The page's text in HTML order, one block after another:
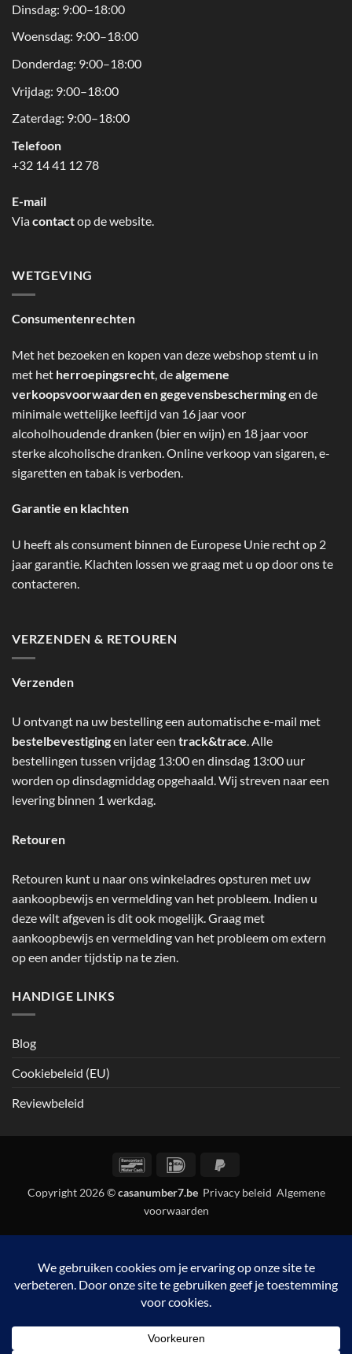
Dinsdag: 9:00–18:00
Woensdag: 9:00–18:00
Donderdag: 9:00–18:00
Vrijdag: 9:00–18:00
Zaterdag: 9:00–18:00
Telefoon
+32 14 41 12 78
E-mail
Viacontactop de website.
WETGEVING
Consumentenrechten
Met het bezoeken en kopen van deze webshop stemt u in
met het herroepingsrecht , dealgemene
verkoopsvoorwaarden en gegevensbeschermingen de
minimale wettelijke leeftijd van 16 jaar voor
alcoholhoudende dranken (bier en wijn) en 18 jaar voor
sterke alcoholische dranken. Online verkoop van sigaren, e-
sigaretten en tabak is verboden.
Garantie en klachten
U heeft als consument binnen de Europese Unie recht op 2
jaar garantie. Klachten lossen we graag met u op door ons te
contacteren.
VERZENDEN & RETOUREN
Verzenden
U ontvangt na uw bestelling een automatische e-mail met
bestelbevestigingen later een track&trace . Alle
bestellingen tussen vrijdag 13:00 en dinsdag 13:00 uur
worden op dinsdagmiddag opgehaald. Wij streven naar een
levering binnen 1 werkdag.
Retouren
Retouren kunt u naar ons winkeladres opsturen met uw
aankoopbewijs en vermelding van het probleem. Indien u
deze wilt afgeven is dit ook mogelijk. Graag met
aankoopbewijs en vermelding van het probleem om extern
op een ander tijdstip na te zien.
HANDIGE LINKS
Blog
Cookiebeleid (EU)
Reviewbeleid
BancontactIDeal
Copyright 2026 ©casanumber7.be Privacy beleid Algemene
voorwaarden